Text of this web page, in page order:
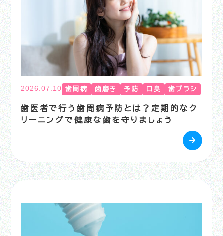
2026.07.10 歯周病 歯磨き 予防 口臭 歯ブラシ
歯医者で行う歯周病予防とは？定期的なク
リーニングで健康な歯を守りましょう